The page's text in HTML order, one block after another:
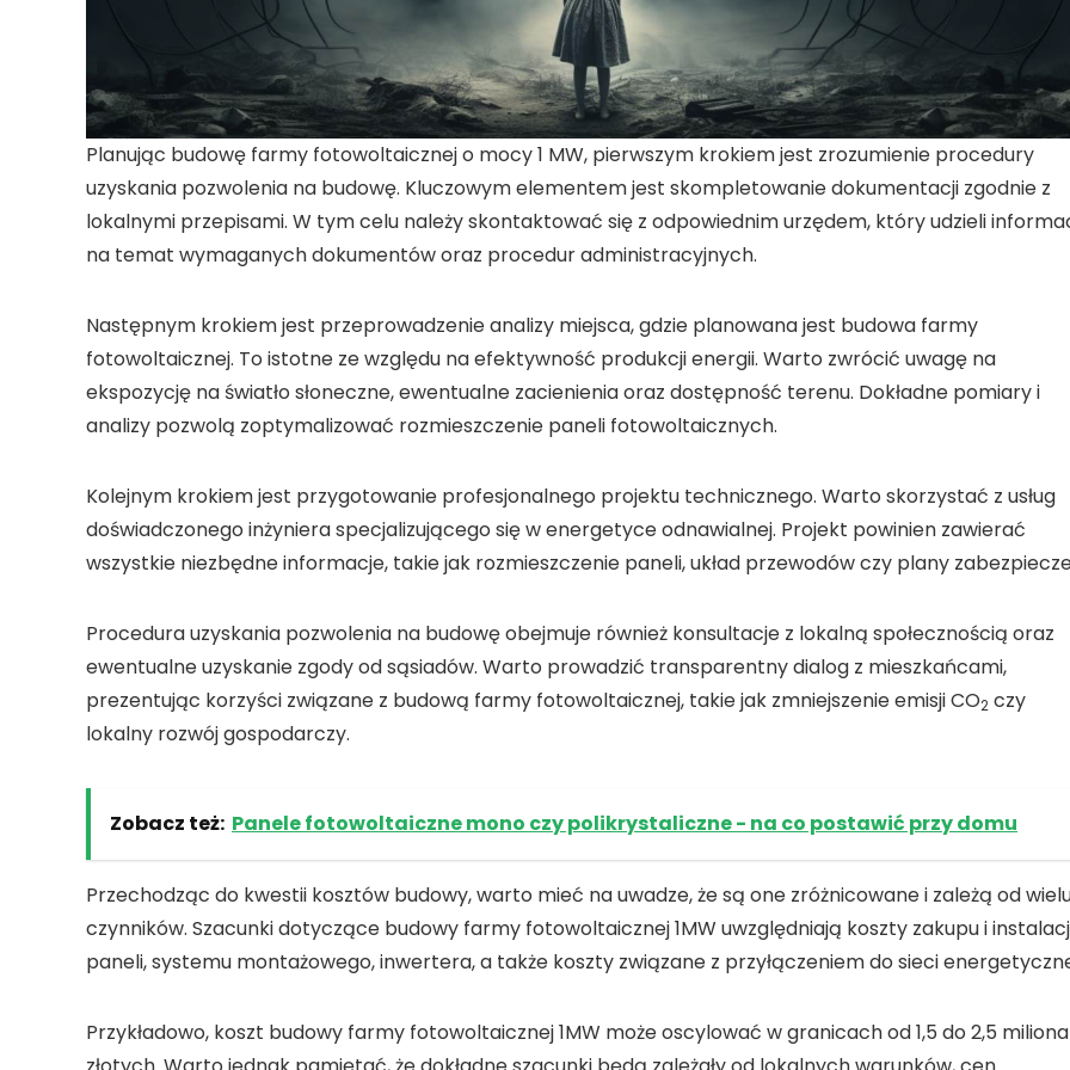
Planując budowę farmy fotowoltaicznejo mocy 1 MW, pierwszym krokiem jest zrozumienie procedury
uzyskania pozwolenia na budowę. Kluczowym elementem jest skompletowanie dokumentacji zgodnie z
lokalnymi przepisami. W tym celu należy skontaktować się z odpowiednim urzędem, który udzieli
na temat wymaganych dokumentów oraz procedur administracyjnych.
Następnym krokiem jest przeprowadzenie analizy miejsca, gdzie planowana jest budowa farmy
fotowoltaicznej. To istotne ze względu na efektywność produkcji energii. Warto zwrócić uwagę na
ekspozycję na światło słoneczne, ewentualne zacienienia oraz dostępność terenu. Dokładne pomiary i
analizy pozwolą zoptymalizować rozmieszczenie paneli fotowoltaicznych.
Kolejnym krokiem jest przygotowanie profesjonalnego projektu technicznego. Warto skorzystać z usług
doświadczonego inżynieraspecjalizującego się wenergetyce odnawialnej. Projekt powinien zawierać
wszystkie niezbędne informacje, takie jak rozmieszczenie paneli, układ przewodów czy plany
Procedura uzyskania pozwolenia na budowęobejmuje również konsultacje z lokalną społecznością oraz
ewentualne uzyskanie zgody od sąsiadów. Warto prowadzić transparentny dialog z mieszkańcami,
prezentując korzyści związane z budową farmy fotowoltaicznej, takie jak zmniejszenie emisjiCO2 czy
lokalny rozwój gospodarczy.
Zobacz też: Panele fotowoltaiczne mono czy polikrystaliczne - na co postawić przy domu
Przechodząc do kwestii kosztów budowy, warto mieć na uwadze, że są one zróżnicowane i zależą od
czynników. Szacunki dotyczące budowy farmy fotowoltaicznej 1MW uwzględniają koszty zakupu i
paneli, systemu montażowego, inwertera, a także koszty związane z przyłączeniem do sieci
Przykładowo, koszt budowy farmy fotowoltaicznej 1MW może oscylować w granicach od1,5 do 2,5 miliona